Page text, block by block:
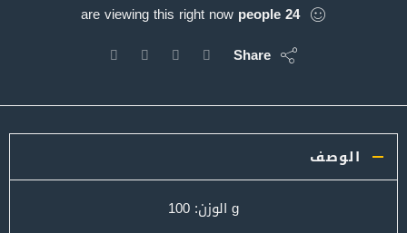
24
people
are viewing this right now
Share
الوصف
g الوزن: 100